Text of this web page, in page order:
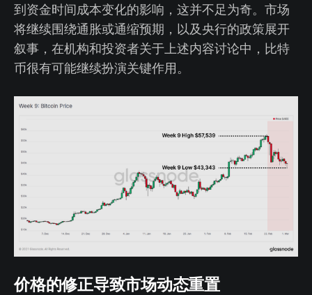
到资金时间成本变化的影响，这并不足为奇。市场
将继续围绕通胀或通缩预期，以及央行的政策展开
叙事，在机构和投资者关于上述内容讨论中，比特
币很有可能继续扮演关键作用。
价格的修正导致市场动态重置